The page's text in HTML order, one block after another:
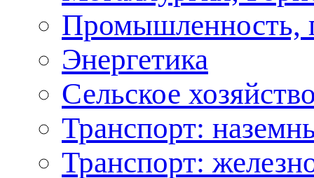
Промышленность,
Энергетика
Сельское
Транспорт:
Транспорт: